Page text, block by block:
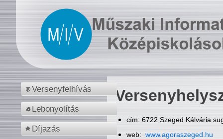
Versenyfelhívás
Lebonyolítás
Díjazás
cím: 6722 Szeged Kálvária
web: www.agoraszeged.hu